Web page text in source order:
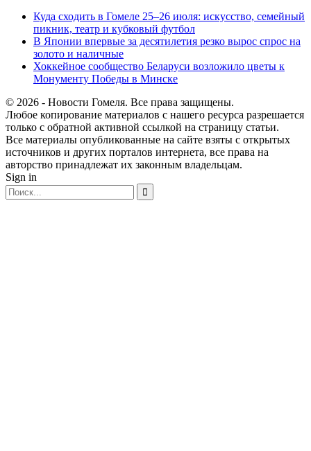
Куда сходить в Гомеле 25–26 июля: искусство, семейный
пикник, театр и кубковый футбол
В Японии впервые за десятилетия резко вырос спрос на
золото и наличные
Хоккейное сообщество Беларуси возложило цветы к
Монументу Победы в Минске
© 2026 - Новости Гомеля. Все права защищены.
Любое копирование материалов с нашего ресурса разрешается
только с обратной активной ссылкой на страницу статьи.
Все материалы опубликованные на сайте взяты с открытых
источников и других порталов интернета, все права на
авторство принадлежат их законным владельцам.
Sign in